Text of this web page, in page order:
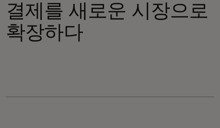
뉴스 & 인사이트
결제를 새로운 시장으로
확장하다